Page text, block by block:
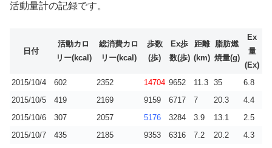
活動量計の記録です。
日付
活動カロ
リー(kcal)
総消費カロ
リー(kcal)
歩数
(歩)
Ex歩
数(歩)
距離
(km)
脂肪燃
焼量(g)
Ex
量
(Ex)
2015/10/4
602 2352 14704 9652 11.3 35
6.8
2015/10/5
419 2169 9159 6717 7 20.3
4.4
2015/10/6
307 2057 5176 3284 3.9 13.1
2.5
2015/10/7
435 2185 9353 6316 7.2 20.2
4.3